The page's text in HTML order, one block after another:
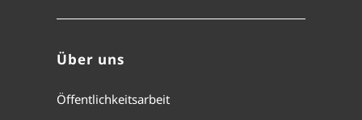
Über uns
Öffentlichkeitsarbeit